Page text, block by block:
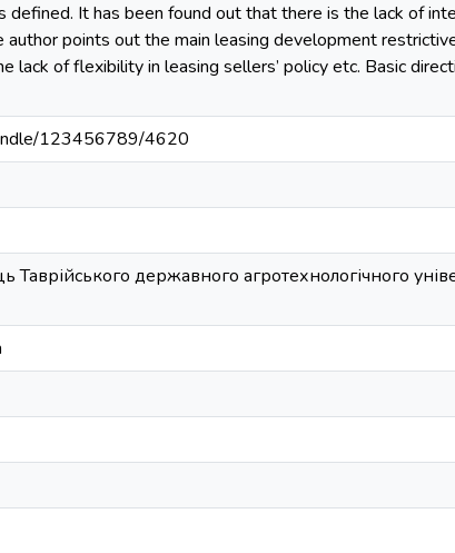
defined. It has been found out that there is the lack of
author points out the main leasing development
lack of flexibility in leasing sellers’ policy etc. Basic
123456789/4620
Таврійського державного агротехнологічного